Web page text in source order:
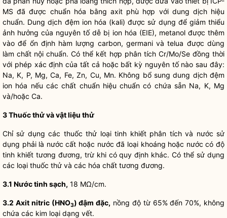
MS đã được chuẩn hóa bằng axit phù hợp với dung dịch hiệu
chuẩn. Dung dịch đệm ion hóa (kali) được sử dụng để giảm thiểu
ảnh hưởng của nguyên tố dễ bị ion hóa (EIE), metanol được thêm
vào để ổn định hàm lượng carbon, germani và telua được dùng
làm chất nội chuẩn. Có thể kết hợp phân tích Cr/Mo/Se đồng thời
với phép xác định của tất cả hoặc bất kỳ nguyên tố nào sau đây:
Na, K, P, Mg, Ca, Fe, Zn, Cu, Mn. Không bổ sung dung dịch đệm
ion hóa nếu các chất chuẩn hiệu chuẩn có chứa sẵn Na, K, Mg
và/hoặc Ca.
3 Thuốc thử và vật liệu thử
Chỉ sử dụng các thuốc thử loại tinh khiết phân tích và nước sử
dụng phải là nước cất hoặc nước đã loại khoáng hoặc nước có độ
tinh khiết tương đương, trừ khi có quy định khác. Có thể sử dụng
các loại thuốc thử và các hóa chất tương đương.
3.1 Nước tinh sạch, 18 MΩ/cm.
3.2 Axit nitric (HNO3) đậm đặc, nồng độ từ 65% đến 70%, không
chứa các kim loại dạng vết.